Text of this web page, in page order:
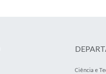
Ciência e